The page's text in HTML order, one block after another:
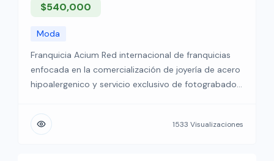
$540,000
Moda
Franquicia Acium Red internacional de franquicias
enfocada en la comercialización de joyería de acero
hipoalergenico y servicio exclusivo de fotograbado
seguimos expandiendo nuestro mercado de
inversión Somos una reconocida marca1533 Visualizaciones